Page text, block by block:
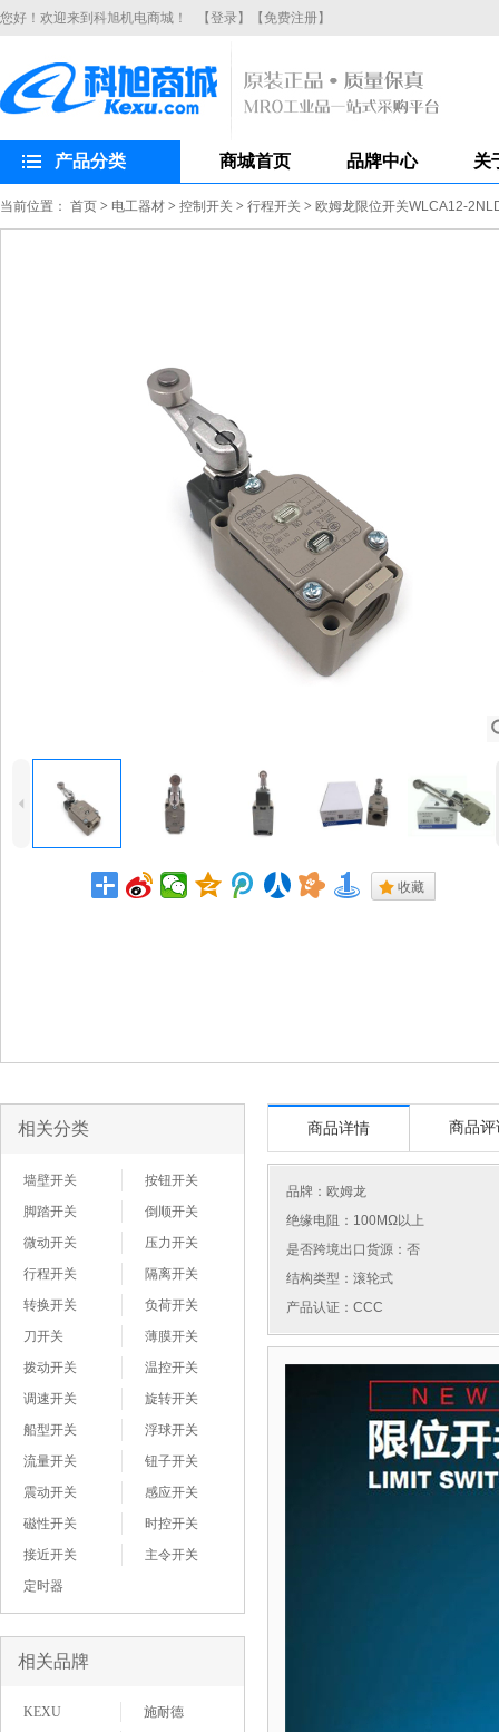
您好！欢迎来到科旭机电商城！ 【登录】 【免费注册】
产品分类 商城首页 品牌中心 关
当前位置： 首页 > 电工器材 > 控制开关 > 行程开关 > 欧姆龙限位开关WLCA12-
4
. 收藏
相关分类
墙壁开关
按钮开关
脚踏开关
倒顺开关
微动开关
压力开关
行程开关
隔离开关
转换开关
负荷开关
刀开关
薄膜开关
拨动开关
温控开关
调速开关
旋转开关
船型开关
浮球开关
流量开关
钮子开关
震动开关
感应开关
磁性开关
时控开关
接近开关
主令开关
定时器
相关品牌
KEXU
施耐德
商品详情 商品评
品牌： 欧姆龙
绝缘电阻：100MΩ以上
是否跨境出口货源：否
结构类型：滚轮式
产品认证：CCC